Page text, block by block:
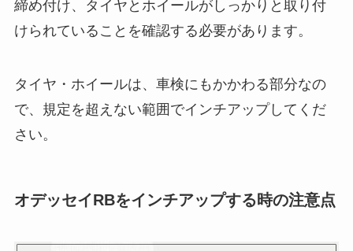
締め付け、タイヤとホイールがしっかりと取り付
けられていることを確認する必要があります。
タイヤ・ホイールは、車検にもかかわる部分なの
で、規定を超えない範囲でインチアップしてくだ
さい。
オデッセイRBをインチアップする時の注意点